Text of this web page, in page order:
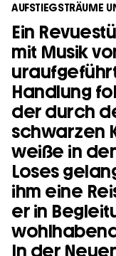
AUFSTIEGSTRÄUME
Ein
mit Musik
uraufgeführt
Handlung
der durch
schwarzen
weiße in
Loses
ihm eine
er in
In der